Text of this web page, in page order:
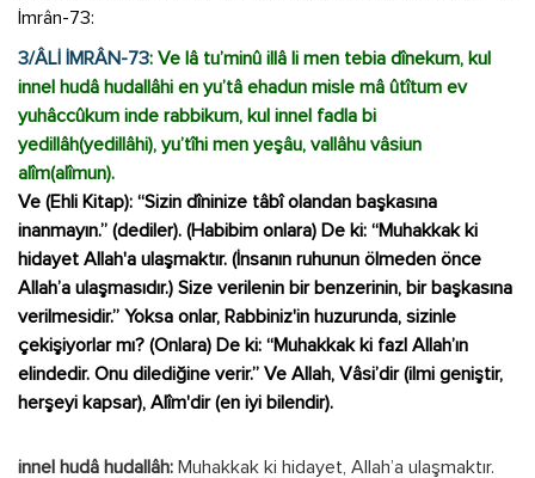
İmrân-73:
3/ÂLİ İMRÂN-73: Ve lâ tu’minû illâ li men tebia dînekum, kul
innel hudâ hudallâhi en yu’tâ ehadun misle mâ ûtîtum ev
yuhâccûkum inde rabbikum, kul innel fadla bi
yedillâh(yedillâhi), yu’tîhi men yeşâu, vallâhu vâsiun
alîm(alîmun).
Ve (Ehli Kitap): “Sizin dîninize tâbî olandan başkasına
inanmayın.” (dediler). (Habibim onlara) De ki: “Muhakkak ki
hidayet Allah'a ulaşmaktır. (İnsanın ruhunun ölmeden önce
Allah’a ulaşmasıdır.) Size verilenin bir benzerinin, bir başkasına
verilmesidir.” Yoksa onlar, Rabbiniz'in huzurunda, sizinle
çekişiyorlar mı? (Onlara) De ki: “Muhakkak ki fazl Allah’ın
elindedir. Onu dilediğine verir.” Ve Allah, Vâsi’dir (ilmi geniştir,
herşeyi kapsar), Alîm'dir (en iyi bilendir).
innel hudâ hudallâh: Muhakkak ki hidayet, Allah’a ulaşmaktır.